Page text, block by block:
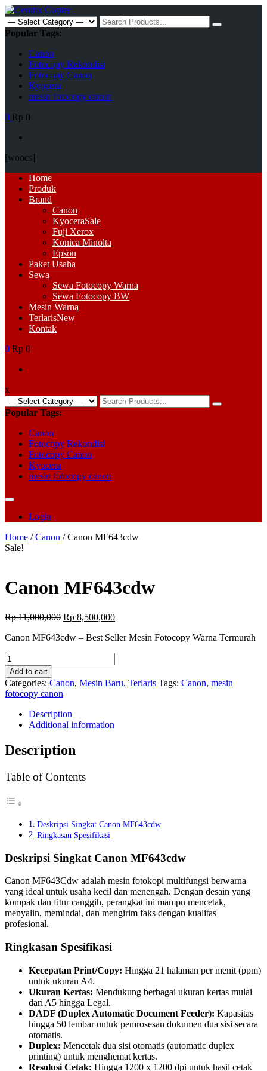
Skip
to
content
Search
for:
Popular Tags:
Canon
Fotocopy Rekondisi
Fotocopy Canon
Kyocera
mesin fotocopy canon
0 Rp 0
[woocs]
Primary
Menu
Home
Produk
Brand
Canon
KyoceraSale
Fuji Xerox
Konica Minolta
Epson
Paket Usaha
Sewa
Sewa Fotocopy Warna
Sewa Fotocopy BW
Mesin Warna
TerlarisNew
Kontak
0 Rp 0
x
Search
for:
Popular Tags:
Canon
Fotocopy Rekondisi
Fotocopy Canon
Kyocera
mesin fotocopy canon
Login
Home /Canon / Canon MF643cdw
Sale!
Canon MF643cdw
Rp11,000,000 Original
was:
Rp 8,500,000Current
is:
Canon MF643cdw – Best Seller Mesin Fotocopy Warna Termurah
Canon
MF643cdw
quantity
Add to cart
Categories: Canon, Mesin Baru, Terlaris Tags: Canon, mesin
fotocopy canon
Description
Additional information
Description
Table of Contents
Deskripsi Singkat Canon MF643cdw
Ringkasan Spesifikasi
Deskripsi Singkat Canon MF643cdw
Canon MF643Cdw adalah mesin fotokopi multifungsi berwarna
yang ideal untuk usaha kecil dan menengah. Dengan desain yang
kompak dan fitur canggih, perangkat ini mampu mencetak,
menyalin, memindai, dan mengirim faks dengan kualitas
profesional.
Ringkasan Spesifikasi
Kecepatan Print/Copy: Hingga 21 halaman per menit (ppm)
untuk ukuran A4.
Ukuran Kertas: Mendukung berbagai ukuran kertas mulai
dari A5 hingga Legal.
DADF (Duplex Automatic Document Feeder): Kapasitas
hingga 50 lembar untuk pemrosesan dokumen dua sisi secara
otomatis.
Duplex: Mencetak dua sisi otomatis (automatic duplex
printing) untuk menghemat kertas.
Resolusi Cetak: Hingga 1200 x 1200 dpi untuk hasil cetak